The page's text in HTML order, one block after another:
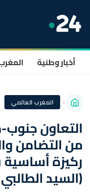
أخبار وطنية
المغرب العالمي
التعاون
من التضامن
ركيزة
(السيد